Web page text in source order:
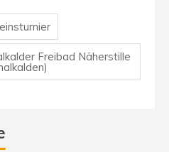
Freibad Näherstille